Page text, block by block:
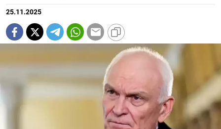
25.11.2025